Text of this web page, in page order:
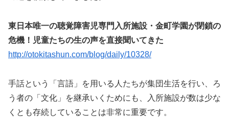
東日本唯一の聴覚障害児専門入所施設・金町学園が閉鎖の
危機！児童たちの生の声を直接聞いてきた
http://otokitashun.com/blog/daily/10328/
手話という「言語」を用いる人たちが集団生活を行い、ろ
う者の「文化」を継承いくためにも、入所施設が数は少な
くとも存続していることは非常に重要です。